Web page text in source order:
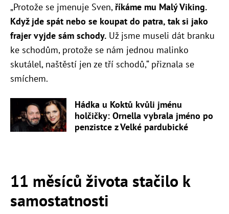
„Protože se jmenuje Sven,říkáme mu Malý Viking.
Když jde spát nebo se koupat do patra, tak si jako
frajer vyjde sám schody. Už jsme museli dát branku
ke schodům, protože se nám jednou malinko
skutálel, naštěstí jen ze tří schodů,“ přiznala se
smíchem.
Hádka u Koktů kvůli jménu
holčičky: Ornella vybrala jméno po
penzistce z Velké pardubické
11 měsíců života stačilo k
samostatnosti